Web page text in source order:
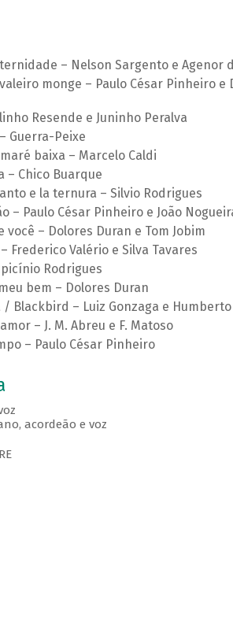
– Nelson Sargento e Agenor
monge – Paulo César Pinheiro
Resende e Juninho Peralva
Guerra-Peixe
baixa – Marcelo Caldi
– Chico Buarque
e la ternura – Silvio Rodrigues
– Paulo César Pinheiro e João
você – Dolores Duran e Tom Jobim
Frederico Valério e Silva Tavares
Rodrigues
bem – Dolores Duran
/ Blackbird – Luiz Gonzaga e
– J. M. Abreu e F. Matoso
– Paulo César Pinheiro
acordeão e voz